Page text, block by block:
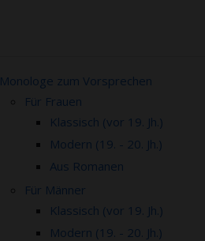
Monologe zum Vorsprechen
Für Frauen
Klassisch (vor 19. Jh.)
Modern (19. - 20. Jh.)
Aus Romanen
Für Männer
Klassisch (vor 19. Jh.)
Modern (19. - 20. Jh.)